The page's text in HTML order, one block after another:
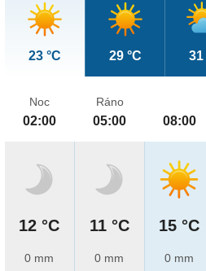
23 °C 29 °C 31
Noc
02:00
12 °C
0 mm
Ráno
05:00
11 °C
0 mm
08:00
15 °C
0 mm